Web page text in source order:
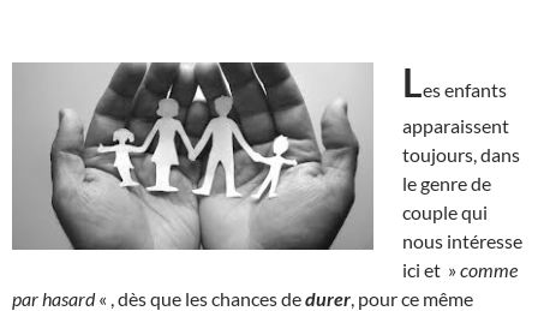
Les enfants
apparaissent
toujours, dans
le genre de
couple qui
nous intéresse
ici et »comme
par hasard« , dès que les chances dedurer , pour ce même